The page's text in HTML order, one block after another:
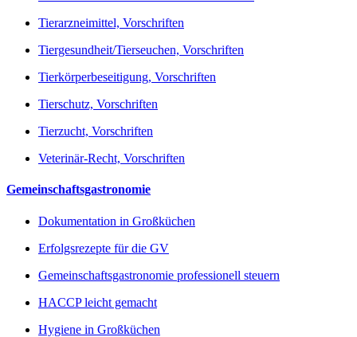
Tierarzneimittel, Vorschriften
Tiergesundheit/Tierseuchen, Vorschriften
Tierkörperbeseitigung, Vorschriften
Tierschutz, Vorschriften
Tierzucht, Vorschriften
Veterinär-Recht, Vorschriften
Gemeinschaftsgastronomie
Dokumentation in Großküchen
Erfolgsrezepte für die GV
Gemeinschaftsgastronomie professionell steuern
HACCP leicht gemacht
Hygiene in Großküchen